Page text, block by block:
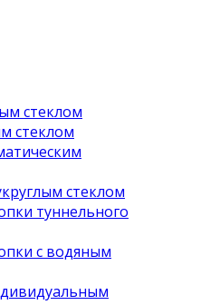
стеклом
стеклом
стеклом
туннельного
с водяным